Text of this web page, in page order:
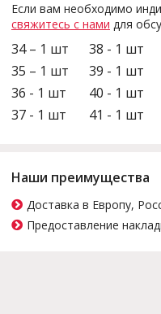
Если вам необходимо
свяжитесь с нами для
34 – 1 шт
35 – 1 шт
36 - 1 шт
37 - 1 шт
38 - 1 шт
39 - 1 шт
40 - 1 шт
41 - 1 шт
Наши преимущества
Доставка в Европу,
Предоставление